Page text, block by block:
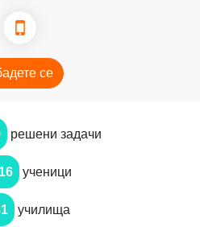
се
решени задачи
ученици
училища